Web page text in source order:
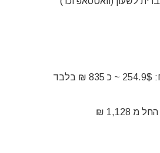
החל מ 1,128 ₪